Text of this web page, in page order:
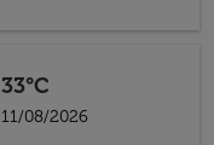
33°C
11/08/2026